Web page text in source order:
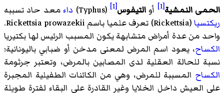
الحمى النمشية[1] أوالتيفوس[1]
(
Typhus
)‏ داء معد حاد تسببه
ريكتسيا
(Rickettsia) تعرف علميا باسم Rickettsia prowazekii.
واحد من عدة أمراض متشابهة يكون المسبب الرئيس لها بكتيريا
الكساح، يعود اسم المرض لمعنى مدخن أو ضبابي باليونانية؛
نسبة للحالة العقلية لدى المصابين بالمرض، وتعتبر جرثومة
الكساح المسببة للمرض، وهي من الكائنات الطفيلية المجبرة
على العيش داخل الخلايا وغير القادرة على البقاء لفترة طويلة